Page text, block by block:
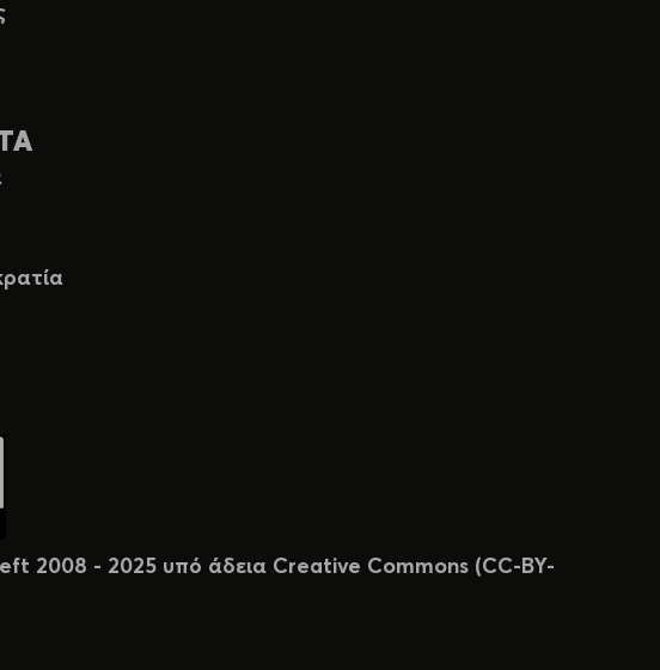
2008 - 2025 υπό άδεια Creative Commons (CC-BY-